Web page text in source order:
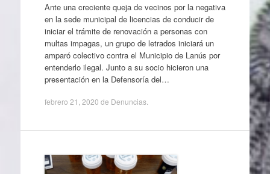
Ante una creciente queja de vecinos por la negativa
en la sede municipal de licencias de conducir de
iniciar el trámite de renovación a personas con
multas impagas, un grupo de letrados iniciará un
amparó colectivo contra el Municipio de Lanús por
entenderlo ilegal. Junto a su socio hicieron una
presentación en la Defensoría del…
febrero 21, 2020 de Denuncias.